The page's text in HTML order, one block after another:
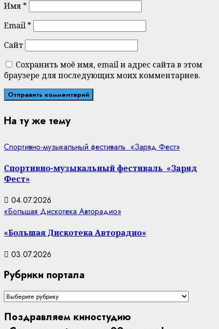
Имя *
Email *
Сайт
Сохранить моё имя, email и адрес сайта в этом
браузере для последующих моих комментариев.
На ту же тему
Спортивно-музыкальный фестиваль «Заряд Фест»
Спортивно-музыкальный фестиваль «Заряд
Фест»
04.07.2026
«Большая Дискотека Авторадио»
«Большая Дискотека Авторадио»
03.07.2026
Рубрики портала
Рубрики
Поздравляем киностудию